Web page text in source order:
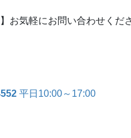
】お気軽にお問い合わせくだ
平日10:00～17:00